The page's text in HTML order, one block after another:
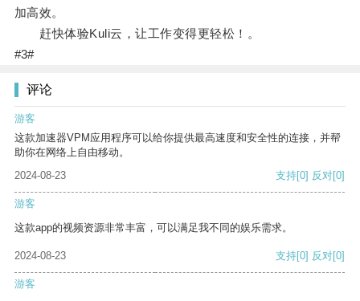
加高效。
赶快体验Kuli云，让工作变得更轻松！。
#3#
评论
游客
这款加速器VPM应用程序可以给你提供最高速度和安全性的连接，并帮
助你在网络上自由移动。
2024-08-23
支持[0] 反对[0]
游客
这款app的视频资源非常丰富，可以满足我不同的娱乐需求。
2024-08-23 支持[0] 反对[0]
游客